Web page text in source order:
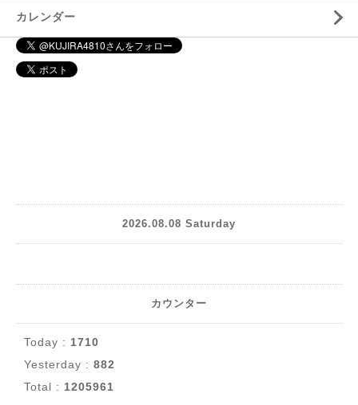
カレンダー
2026.08.08 Saturday
カウンター
Today : 1710
Yesterday : 882
Total : 1205961